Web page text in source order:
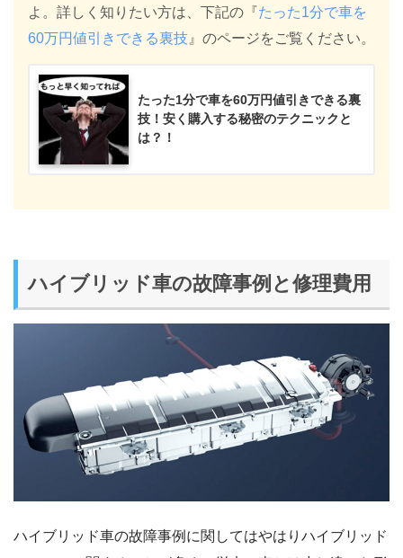
よ。詳しく知りたい方は、下記の『たった1分で車を
60万円値引きできる裏技 』のページをご覧ください。
たった1分で車を60万円値引きできる裏
技！安く購入する秘密のテクニックと
は？！
ハイブリッド車の故障事例と修理費用
ハイブリッド車の故障事例に関してはやはりハイブリッド